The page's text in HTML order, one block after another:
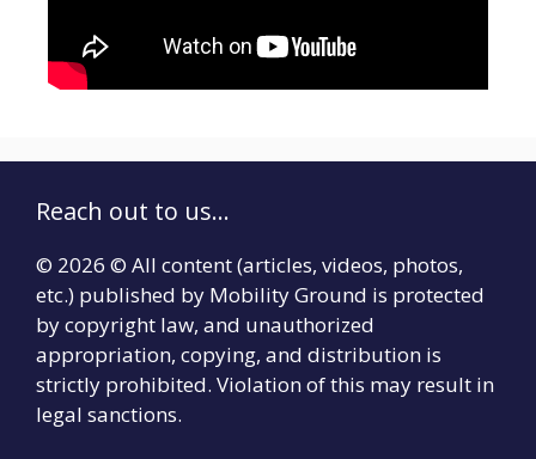
Reach out to us...
© 2026 © All content (articles, videos, photos,
etc.) published by Mobility Ground is protected
by copyright law, and unauthorized
appropriation, copying, and distribution is
strictly prohibited. Violation of this may result in
legal sanctions.